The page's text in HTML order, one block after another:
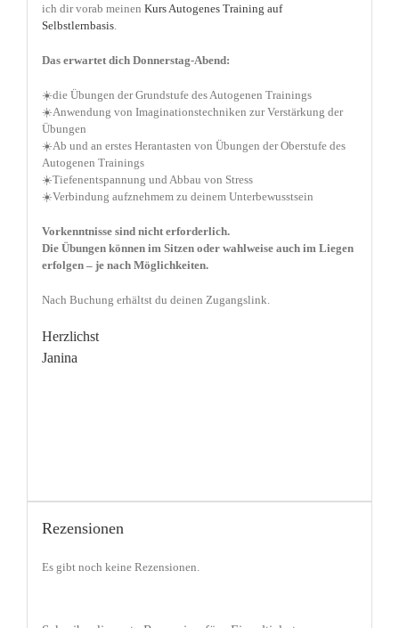
ich dir vorab meinen Kurs Autogenes Training auf
Selbstlernbasis.
Das erwartet dich Donnerstag-Abend:
☀️die Übungen der Grundstufe des Autogenen Trainings
☀️Anwendung von Imaginationstechniken zur Verstärkung der
Übungen
☀️Ab und an erstes Herantasten von Übungen der Oberstufe des
Autogenen Trainings
☀️Tiefenentspannung und Abbau von Stress
☀️Verbindung aufznehmem zu deinem Unterbewusstsein
Vorkenntnisse sind nicht erforderlich.
Die Übungen können im Sitzen oder wahlweise auch im Liegen
erfolgen – je nach Möglichkeiten.
Nach Buchung erhältst du deinen Zugangslink.
Herzlichst
Janina
Rezensionen
Es gibt noch keine Rezensionen.